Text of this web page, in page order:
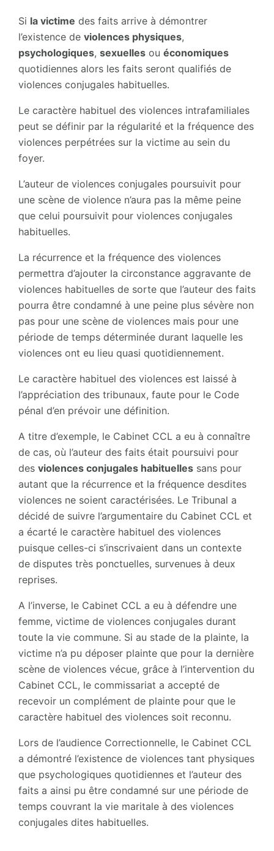
Si la victime des faits arrive à démontrer
l’existence de violences physiques,
psychologiques, sexuellesou économiques
quotidiennes alors les faits seront qualifiés de
violences conjugales habituelles.
Le caractère habituel des violences intrafamiliales
peut se définir par la régularité et la fréquence des
violences perpétrées sur la victime au sein du
foyer.
L’auteur de violences conjugales poursuivit pour
une scène de violence n’aura pas la même peine
que celui poursuivit pour violences conjugales
habituelles.
La récurrence et la fréquence des violences
permettra d’ajouter la circonstance aggravante de
violences habituelles de sorte que l’auteur des faits
pourra être condamné à une peine plus sévère non
pas pour une scène de violences mais pour une
période de temps déterminée durant laquelle les
violences ont eu lieu quasi quotidiennement.
Le caractère habituel des violences est laissé à
l’appréciation des tribunaux, faute pour le Code
pénal d’en prévoir une définition.
A titre d’exemple, le Cabinet CCL a eu à connaître
de cas, où l’auteur des faits était poursuivi pour
des violences conjugales habituellessans pour
autant que la récurrence et la fréquence desdites
violences ne soient caractérisées. Le Tribunal a
décidé de suivre l’argumentaire du Cabinet CCL et
a écarté le caractère habituel des violences
puisque celles-ci s’inscrivaient dans un contexte
de disputes très ponctuelles, survenues à deux
reprises.
A l’inverse, le Cabinet CCL a eu à défendre une
femme, victime de violences conjugales durant
toute la vie commune. Si au stade de la plainte, la
victime n’a pu déposer plainte que pour la dernière
scène de violences vécue, grâce à l’intervention du
Cabinet CCL, le commissariat a accepté de
recevoir un complément de plainte pour que le
caractère habituel des violences soit reconnu.
Lors de l’audience Correctionnelle, le Cabinet CCL
a démontré l’existence de violences tant physiques
que psychologiques quotidiennes et l’auteur des
faits a ainsi pu être condamné sur une période de
temps couvrant la vie maritale à des violences
conjugales dites habituelles.